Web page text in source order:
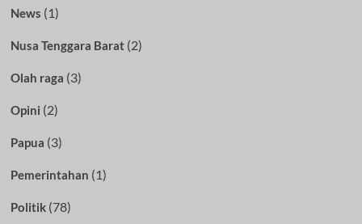
News (1)
Nusa Tenggara Barat(2)
Olah raga (3)
Opini (2)
Papua (3)
Pemerintahan (1)
Politik(78)